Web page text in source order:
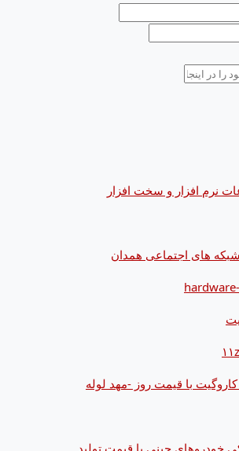
نرم افزار و سخت افزار
های اجتماعی همدان
با قیمت روز -مهد لوله
خودروهای چینی با قیمت تولید